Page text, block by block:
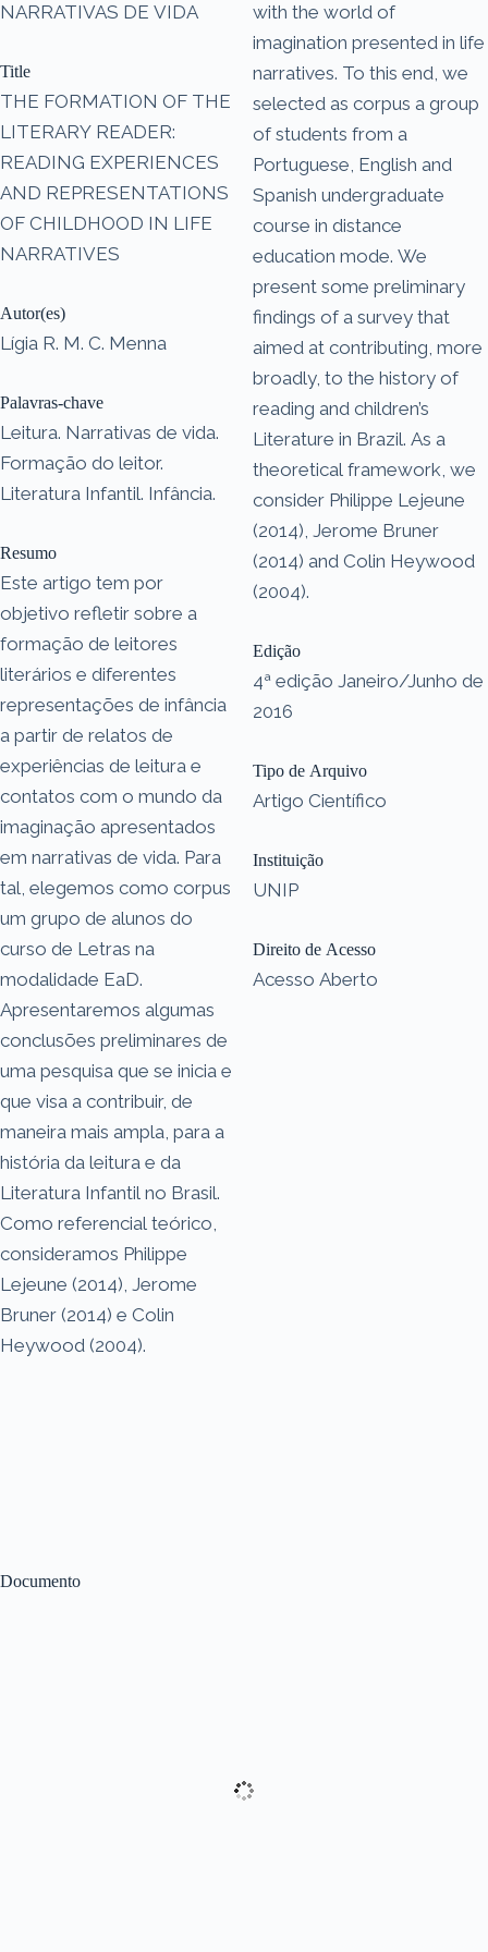
Documento
NARRATIVAS DE VIDA
Title
THE FORMATION OF THE
LITERARY READER:
READING EXPERIENCES
AND REPRESENTATIONS
OF CHILDHOOD IN LIFE
NARRATIVES
Autor(es)
Lígia R. M. C. Menna
Palavras-chave
Leitura. Narrativas de vida.
Formação do leitor.
Literatura Infantil. Infância.
Resumo
Este artigo tem por
objetivo refletir sobre a
formação de leitores
literários e diferentes
representações de infância
a partir de relatos de
experiências de leitura e
contatos com o mundo da
imaginação apresentados
em narrativas de vida. Para
tal, elegemos como corpus
um grupo de alunos do
curso de Letras na
modalidade EaD.
Apresentaremos algumas
conclusões preliminares de
uma pesquisa que se inicia e
que visa a contribuir, de
maneira mais ampla, para a
história da leitura e da
Literatura Infantil no Brasil.
Como referencial teórico,
consideramos Philippe
Lejeune (2014), Jerome
Bruner (2014) e Colin
Heywood (2004).
with the world of
imagination presented in life
narratives. To this end, we
selected as corpus a group
of students from a
Portuguese, English and
Spanish undergraduate
course in distance
education mode. We
present some preliminary
findings of a survey that
aimed at contributing, more
broadly, to the history of
reading and children’s
Literature in Brazil. As a
theoretical framework, we
consider Philippe Lejeune
(2014), Jerome Bruner
(2014) and Colin Heywood
(2004).
Edição
4ª edição Janeiro/Junho de
2016
Tipo de Arquivo
Artigo Científico
Instituição
UNIP
Direito de Acesso
Acesso Aberto